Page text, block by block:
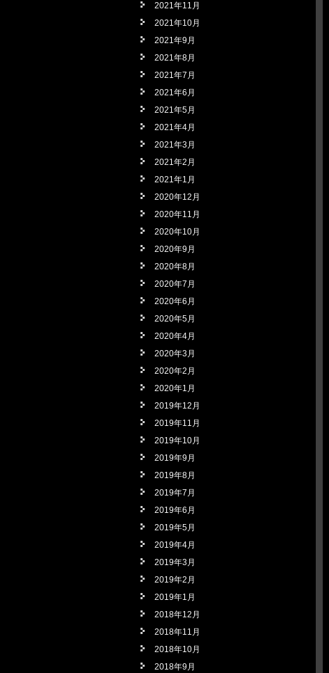
2021年11月
2021年10月
2021年9月
2021年8月
2021年7月
2021年6月
2021年5月
2021年4月
2021年3月
2021年2月
2021年1月
2020年12月
2020年11月
2020年10月
2020年9月
2020年8月
2020年7月
2020年6月
2020年5月
2020年4月
2020年3月
2020年2月
2020年1月
2019年12月
2019年11月
2019年10月
2019年9月
2019年8月
2019年7月
2019年6月
2019年5月
2019年4月
2019年3月
2019年2月
2019年1月
2018年12月
2018年11月
2018年10月
2018年9月